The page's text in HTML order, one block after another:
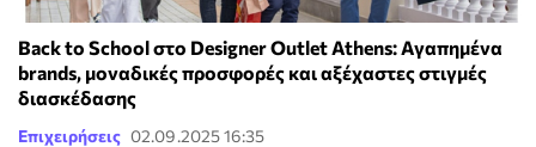
Back to School στο Designer Outlet Athens: Αγαπημένα
brands, μοναδικές προσφορές και αξέχαστες στιγμές
διασκέδασης
Επιχειρήσεις 02.09.2025 16:35